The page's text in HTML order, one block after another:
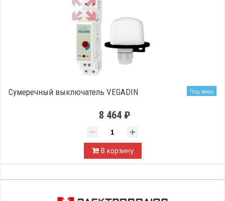
Под заказ
Сумеречный выключатель VEGADIN
8 464 ₽
В корзину